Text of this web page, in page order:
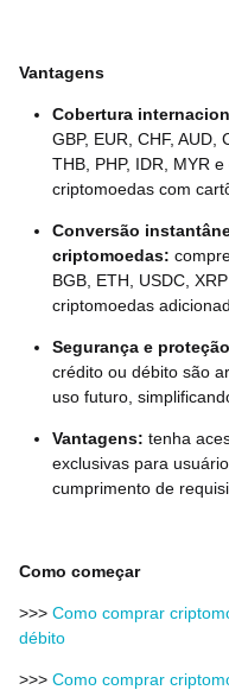
Vantagens
Cobertura
GBP, EUR, CHF, AUD,
THB, PHP, IDR, MYR
criptomoedas com
Conversão
criptomoedas:
BGB, ETH, USDC,
criptomoedas
Segurança e
crédito ou débito são
uso futuro,
Vantagens: tenha
exclusivas para
cumprimento de
Como começar
>>> Como comprar
débito
>>> Como comprar